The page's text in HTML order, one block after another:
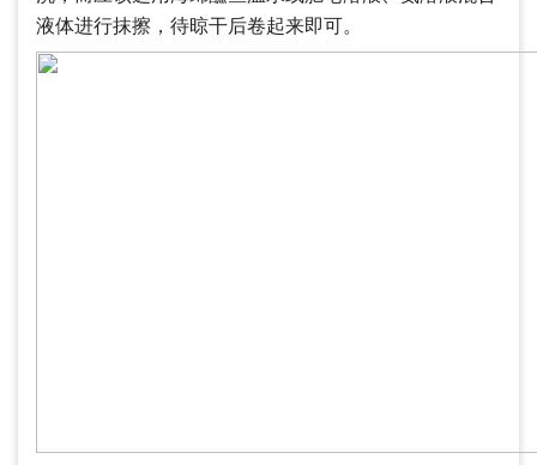
液体进行抹擦，待晾干后卷起来即可。